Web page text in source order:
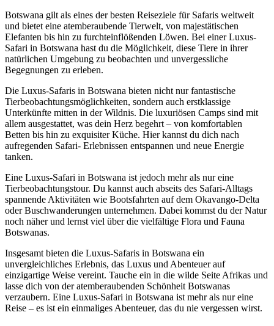
Botswana gilt als eines der besten Reiseziele für Safaris weltweit
und bietet eine atemberaubende Tierwelt, von majestätischen
Elefanten bis hin zu furchteinflößenden Löwen. Bei einer Luxus-
Safari in Botswana hast du die Möglichkeit, diese Tiere in ihrer
natürlichen Umgebung zu beobachten und unvergessliche
Begegnungen zu erleben.
Die Luxus-Safaris in Botswana bieten nicht nur fantastische
Tierbeobachtungsmöglichkeiten, sondern auch erstklassige
Unterkünfte mitten in der Wildnis. Die luxuriösen Camps sind mit
allem ausgestattet, was dein Herz begehrt – von komfortablen
Betten bis hin zu exquisiter Küche. Hier kannst du dich nach
aufregenden Safari- Erlebnissen entspannen und neue Energie
tanken.
Eine Luxus-Safari in Botswana ist jedoch mehr als nur eine
Tierbeobachtungstour. Du kannst auch abseits des Safari-Alltags
spannende Aktivitäten wie Bootsfahrten auf dem Okavango-Delta
oder Buschwanderungen unternehmen. Dabei kommst du der Natur
noch näher und lernst viel über die vielfältige Flora und Fauna
Botswanas.
Insgesamt bieten die Luxus-Safaris in Botswana ein
unvergleichliches Erlebnis, das Luxus und Abenteuer auf
einzigartige Weise vereint. Tauche ein in die wilde Seite Afrikas und
lasse dich von der atemberaubenden Schönheit Botswanas
verzaubern. Eine Luxus-Safari in Botswana ist mehr als nur eine
Reise – es ist ein einmaliges Abenteuer, das du nie vergessen wirst.